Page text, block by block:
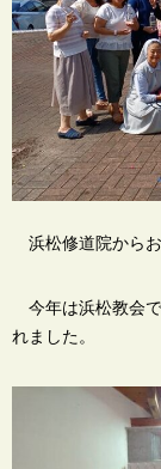
浜松修道院からお
今年は浜松教会
れました。